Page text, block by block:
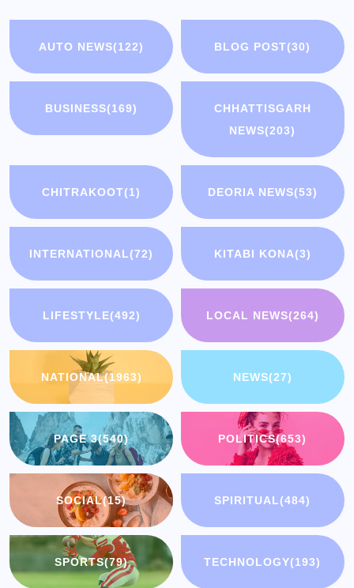
AUTO NEWS(122) BLOG POST(30)
BUSINESS(169)
CHHATTISGARH
NEWS(203)
CHITRAKOOT(1) DEORIA NEWS(53)
INTERNATIONAL(72) KITABI KONA(3)
LIFESTYLE(492) LOCAL NEWS(264)
NATIONAL(1963) NEWS(27)
PAGE 3(540) POLITICS(653)
SOCIAL(15) SPIRITUAL(484)
SPORTS(79) TECHNOLOGY(193)